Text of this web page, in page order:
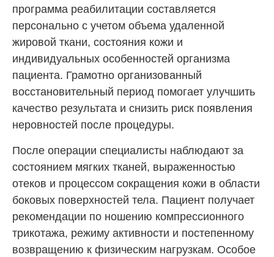
программа реабилитации составляется
персонально с учетом объема удаленной
жировой ткани, состояния кожи и
индивидуальных особенностей организма
пациента. Грамотно организованный
восстановительный период помогает улучшить
качество результата и снизить риск появления
неровностей после процедуры.
После операции специалисты наблюдают за
состоянием мягких тканей, выраженностью
отеков и процессом сокращения кожи в области
боковых поверхностей тела. Пациент получает
рекомендации по ношению компрессионного
трикотажа, режиму активности и постепенному
возвращению к физическим нагрузкам. Особое